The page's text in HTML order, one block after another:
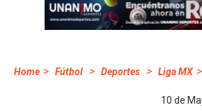
Home > Fútbol > Deportes > Liga MX >
10 de